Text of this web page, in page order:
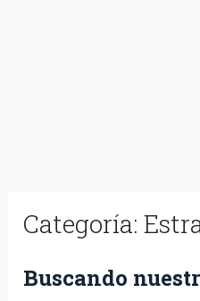
Categoría:
Buscando